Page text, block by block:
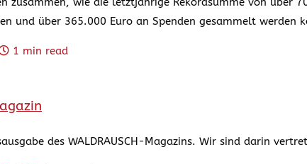
und über 365.000 Euro an Spenden gesammelt werden
1 min read
des WALDRAUSCH-Magazins. Wir sind darin